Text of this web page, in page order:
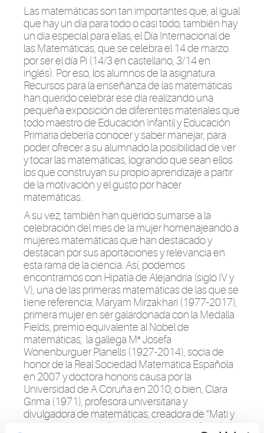
Las matemáticas son tan importantes que, al igual
que hay un día para todo o casi todo, también hay
un día especial para ellas, el Día Internacional de
las Matemáticas, que se celebra el 14 de marzo
por ser el día Pi (14/3 en castellano, 3/14 en
inglés). Por eso, los alumnos de la asignatura
Recursos para la enseñanza de las matemáticas
han querido celebrar ese día realizando una
pequeña exposición de diferentes materiales que
todo maestro de Educación Infantil y Educación
Primaria debería conocer y saber manejar, para
poder ofrecer a su alumnado la posibilidad de ver
y tocar las matemáticas, logrando que sean ellos
los que construyan su propio aprendizaje a partir
de la motivación y el gusto por hacer
matemáticas.
A su vez, también han querido sumarse a la
celebración del mes de la mujer homenajeandoa
mujeres matemáticas que han destacado y
destacan por sus aportaciones y relevancia en
esta rama de la ciencia. Así, podemos
encontrarnos con Hipatía de Alejandría (siglo IV y
V), una de las primeras matemáticas de las que se
tiene referencia; Maryam Mirzakhari (1977-2017),
primera mujer en ser galardonada con la Medalla
Fields, premio equivalente al Nobel de
matemáticas; la gallega Mª Josefa
Wonenburguer Planells (1927-2014), socia de
honor de la Real Sociedad Matemática Española
en 2007 y doctora honoris causa por la
Universidad deA Coruña en 2010; o bien, Clara
Grima (1971), profesora universitaria y
divulgadora de matemáticas, creadora de “Mati y
sus mateaventuras” para los más pequeños de la